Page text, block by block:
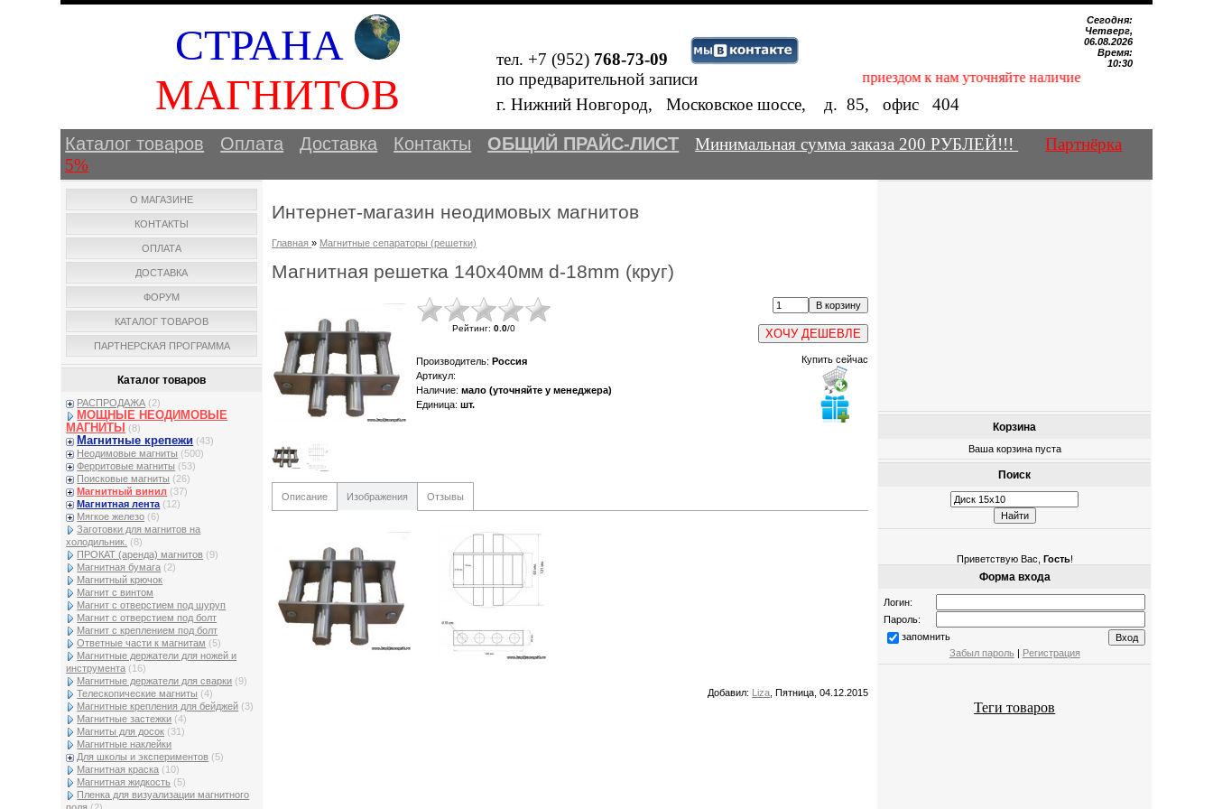
СТРАНА
МАГНИТОВ
тел. +7 (952) 768-73-09
по предварительной записи
Внимание! Перед приездом к нам уточняйте наличие нужных Вам
Сегодня:
Четверг,
06.08.2026
Время:
10:30
г. Нижний Новгород, Московское шоссе, д.85, офис404
Каталог товаров Оплата Доставка Контакты ОБЩИЙ ПРАЙС-ЛИСТ Минимальная сумма заказа 200 РУБЛЕЙ!!!
Партнёрка
5%
О МАГАЗИНЕ
КОНТАКТЫ
ОПЛАТА
ДОСТАВКА
ФОРУМ
КАТАЛОГ ТОВАРОВ
ПАРТНЕРСКАЯ ПРОГРАММА
Каталог товаров
РАСПРОДАЖА (2)
МОЩНЫЕ НЕОДИМОВЫЕ
МАГНИТЫ
(8)
Магнитные крепежи (43)
Неодимовые магниты (500)
Ферритовые магниты (53)
Поисковые магниты (26)
Магнитный винил (37)
Магнитная лента (12)
Мягкое железо (6)
Заготовки для магнитов на
холодильник. (8)
ПРОКАТ (аренда) магнитов (9)
Магнитная бумага (2)
Магнитный крючок
Магнит с винтом
Магнит с отверстием под шуруп
Магнит с отверстием под болт
Магнит с креплением под болт
Ответные части к магнитам (5)
Магнитные держатели для ножей и
инструмента (16)
Магнитные держатели для сварки (9)
Телескопические магниты (4)
Магнитные крепления для бейджей (3)
Магнитные застежки (4)
Магниты для досок (31)
Магнитные наклейки
Для школы и экспериментов (5)
Магнитная краска (10)
Магнитная жидкость (5)
Пленка для визуализации магнитного
Интернет-магазин неодимовых магнитов
Главная » Магнитные сепараторы (решетки)
Магнитная решетка 140x40мм d-18mm (круг)
Рейтинг:0.0/0 ХОЧУ ДЕШЕВЛЕ
Производитель: Россия
Артикул:
Наличие: мало (уточняйте у менеджера)
Единица: шт.
Купить сейчас
Описание Изображения Отзывы
Добавил: Liza , Пятница, 04.12.2015
Корзина
Ваша корзина пуста
Поиск
Приветствую Вас Гость!
Форма входа
Логин:
Пароль:
запомнить
Забыл пароль | Регистрация
Теги товаров